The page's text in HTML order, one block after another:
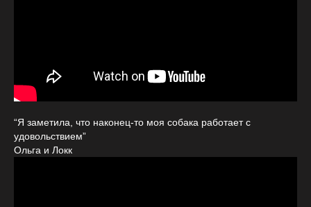
“Я заметила, что наконец-то моя собака работает с
удовольствием”
Ольга и Локк